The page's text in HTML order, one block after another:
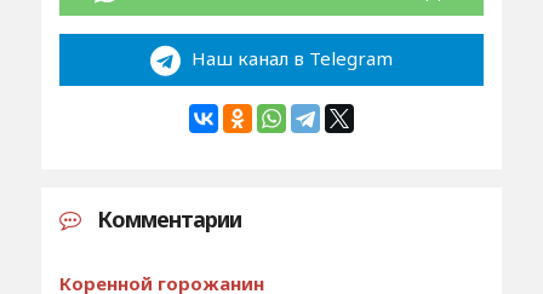
Наш канал в Telegram
Комментарии
Коренной горожанин